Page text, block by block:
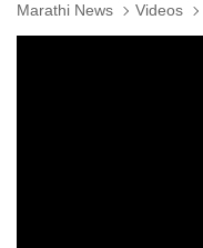
Marathi News Videos